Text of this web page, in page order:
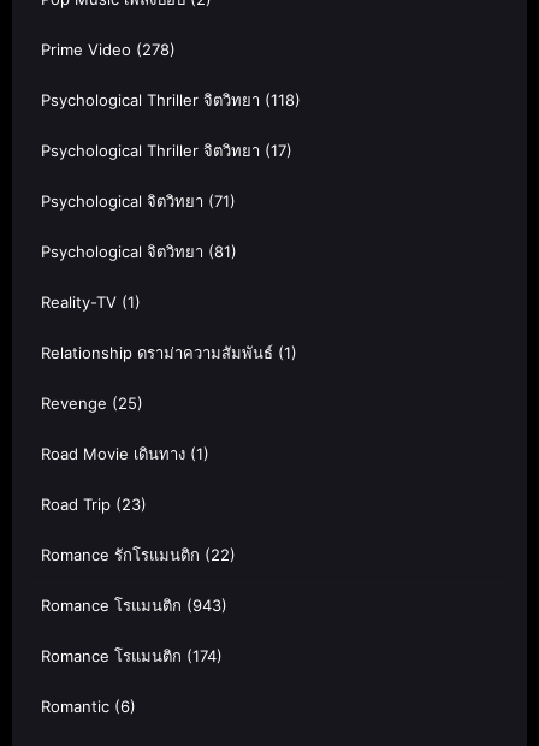
Prime Video (278)
Psychological Thriller จิตวิทยา (118)
Psychological Thriller จิตวิทยา (17)
Psychological จิตวิทยา (71)
Psychological จิตวิทยา (81)
Reality-TV (1)
Relationship ดราม่าความสัมพันธ์ (1)
Revenge (25)
Road Movie เดินทาง (1)
Road Trip (23)
Romance รักโรแมนติก (22)
Romance โรแมนติก (943)
Romance โรแมนติก (174)
Romantic (6)